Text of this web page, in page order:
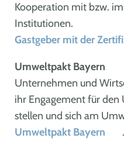
Kooperation mit bzw.
Institutionen.
Gastgeber mit der
Umweltpakt Bayern
Unternehmen und
ihr Engagement für den
stellen und sich am
Umweltpakt Bayern
.